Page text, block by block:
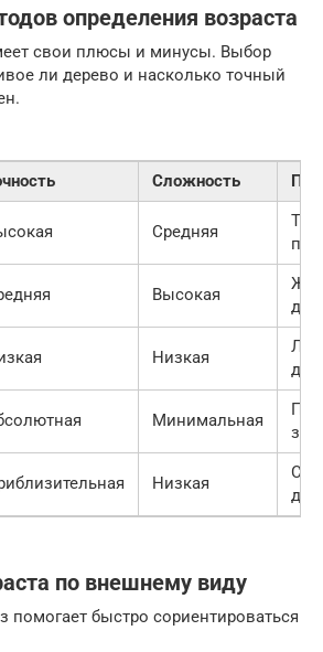
определения возраста
свои плюсы и минусы. Выбор
ли дерево и насколько точный
Сложность
Средняя
пни
Высокая
Низкая
Минимальная
Низкая
по внешнему виду
помогает быстро сориентироваться